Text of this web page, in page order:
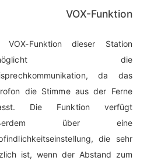
VOX-Funktion
VOX-Funktion dieser Station
die
da das
die Stimme aus der Ferne
Die Funktion verfügt
über eine
die sehr
ist, wenn der Abstand zum